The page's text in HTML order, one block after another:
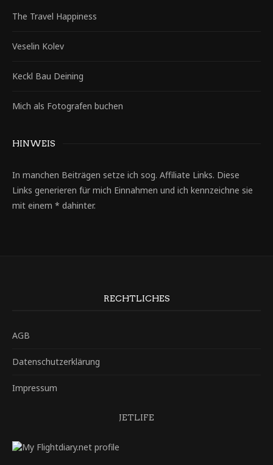
The Travel Happiness
Veselin Kolev
Keckl Bau Deining
Mich als Fotografen buchen
HINWEIS
In manchen Beiträgen setze ich sog. Affiliate Links. Diese
Links generieren für mich Einnahmen und ich kennzeichne sie
mit einem * dahinter.
RECHTLICHES
AGB
Datenschutzerklärung
Impressum
JETLIFE